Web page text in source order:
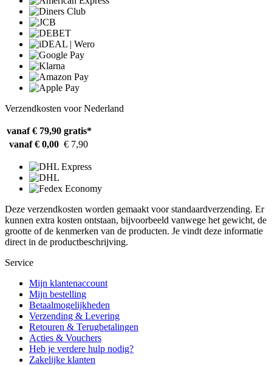
Verzendkosten voor Nederland
vanaf € 79,90 gratis*
vanaf € 0,00 € 7,90
Deze verzendkosten worden gemaakt voor standaardverzending. Er
kunnen extra kosten ontstaan, bijvoorbeeld vanwege het gewicht, de
grootte of de kenmerken van de producten. Je vindt deze informatie
direct in de productbeschrijving.
Service
Mijn klantenaccount
Mijn bestelling
Betaalmogelijkheden
Verzending & Levering
Retouren & Terugbetalingen
Acties & Vouchers
Heb je verdere hulp nodig?
Zakelijke klanten